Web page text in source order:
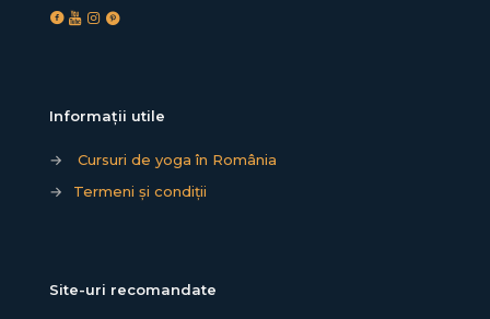
Informații utile
→
Cursuri de yoga în România
→
Termeni și condiții
Site-uri recomandate